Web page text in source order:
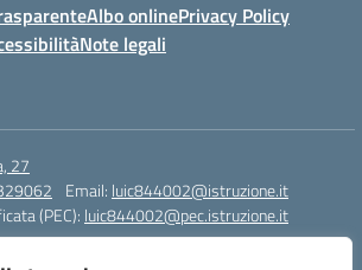
Albo onlinePrivacy Policy
Note legali
27
Email: luic844002@istruzione.it
(PEC): luic844002@pec.istruzione.it